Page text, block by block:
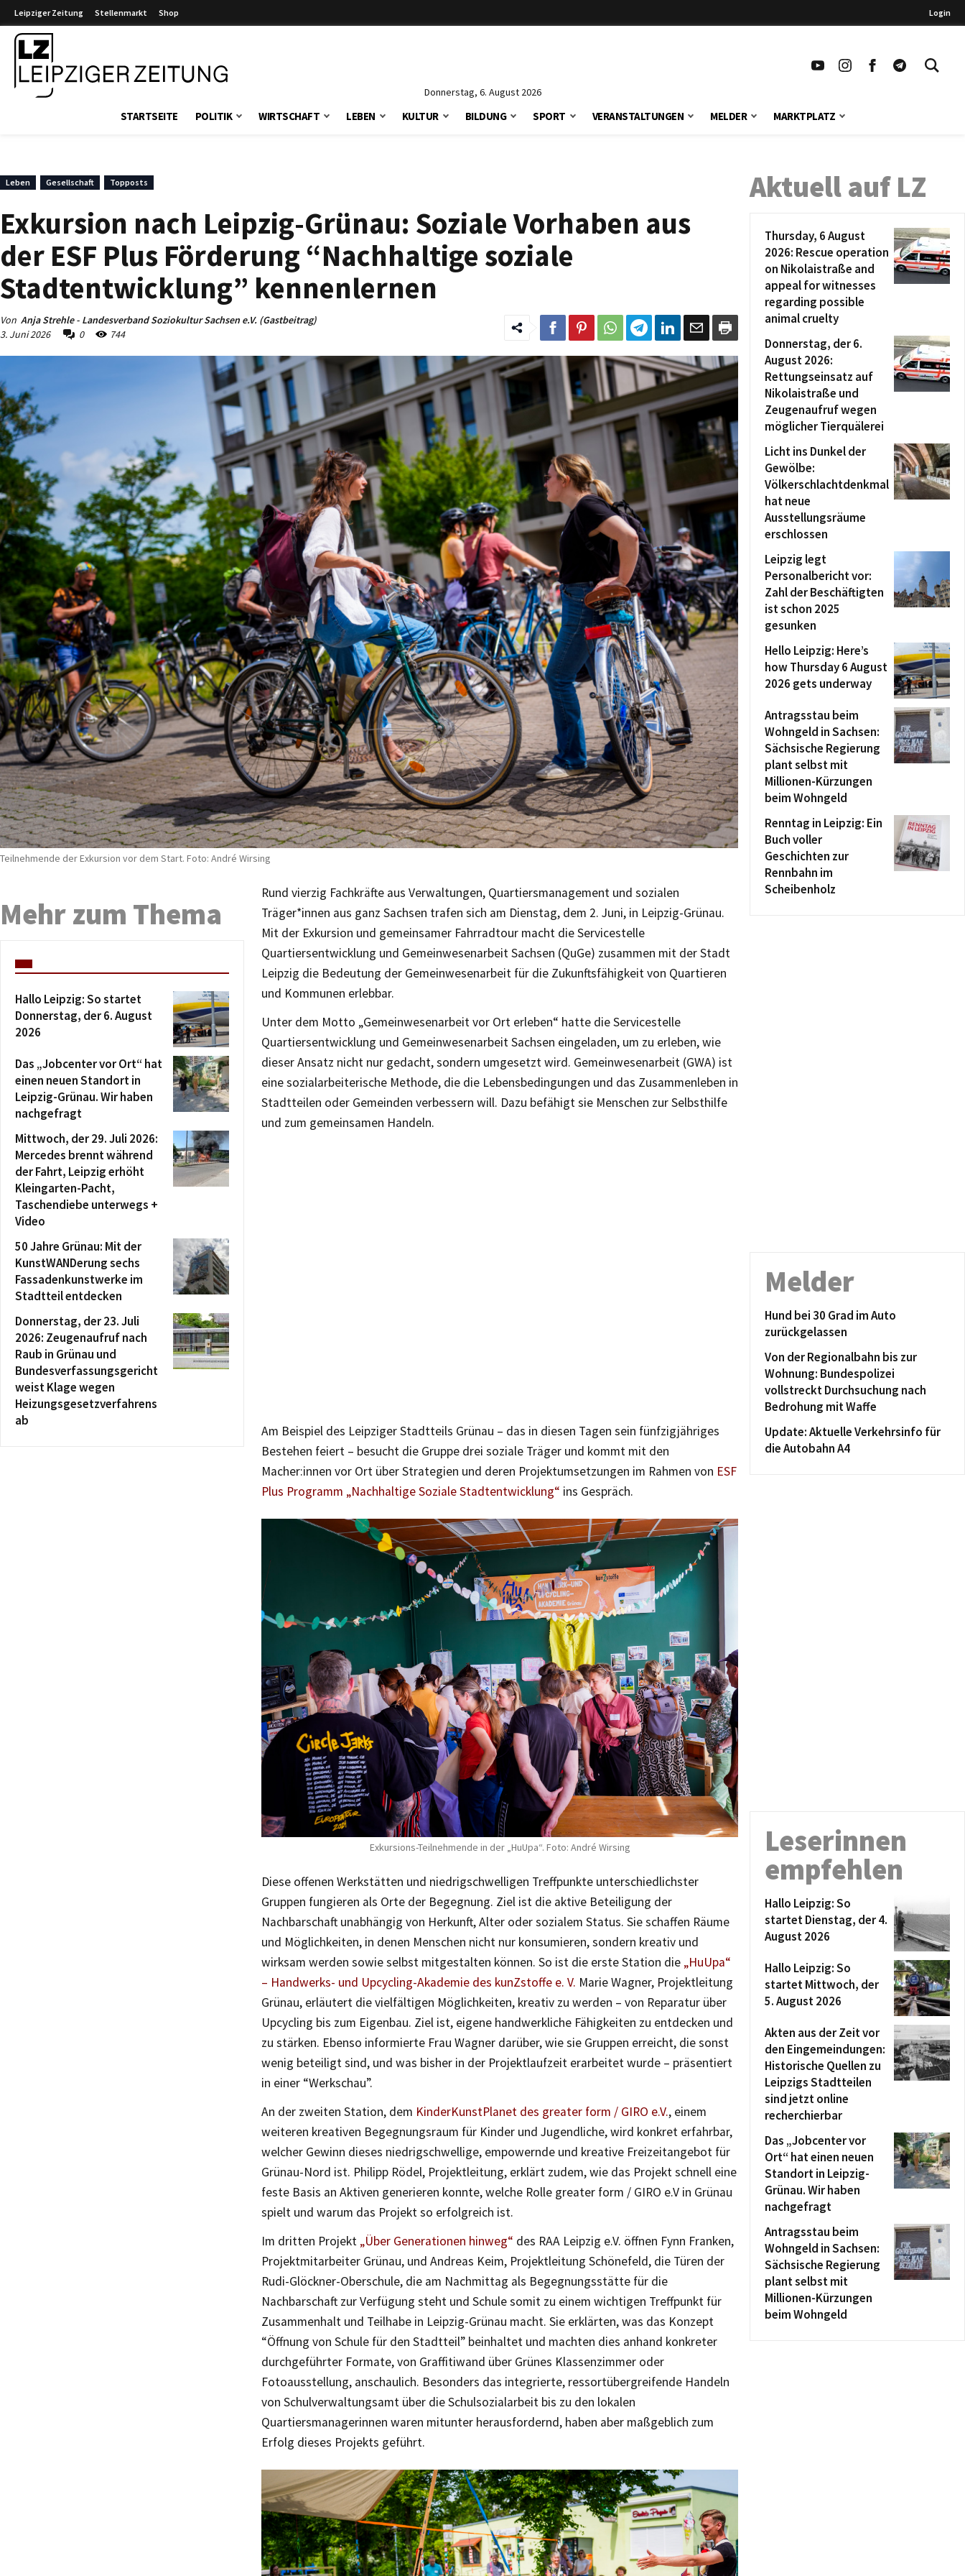
Leipziger Zeitung Stellenmarkt Shop Login
Donnerstag, 6. August 2026
STARTSEITE POLITIK WIRTSCHAFT LEBEN KULTUR BILDUNG SPORT VERANSTALTUNGEN MELDER MARKTPLATZ
Leben Gesellschaft Topposts
Exkursion nach Leipzig-Grünau: Soziale Vorhaben aus
der ESF Plus Förderung “Nachhaltige soziale
Stadtentwicklung” kennenlernen
Von Anja Strehle - Landesverband Soziokultur Sachsen e.V. (Gastbeitrag)
3. Juni 2026
0 744
Teilnehmende der Exkursion vor dem Start. Foto: André Wirsing
Rund vierzig Fachkräfte aus Verwaltungen, Quartiersmanagement und sozialen
Träger*innen aus ganz Sachsen trafen sich am Dienstag, dem 2. Juni, in Leipzig-Grünau.
Mit der Exkursion und gemeinsamer Fahrradtour macht die Servicestelle
Quartiersentwicklung und Gemeinwesenarbeit Sachsen (QuGe) zusammen mit der Stadt
Leipzig die Bedeutung der Gemeinwesenarbeit für die Zukunftsfähigkeit von Quartieren
und Kommunen erlebbar.
Unter dem Motto „Gemeinwesenarbeit vor Ort erleben“ hatte die Servicestelle
Quartiersentwicklung und Gemeinwesenarbeit Sachsen eingeladen, um zu erleben, wie
dieser Ansatz nicht nur gedacht, sondern umgesetzt wird. Gemeinwesenarbeit (GWA) ist
eine sozialarbeiterische Methode, die die Lebensbedingungen und das Zusammenleben in
Stadtteilen oder Gemeinden verbessern will. Dazu befähigt sie Menschen zur Selbsthilfe
und zum gemeinsamen Handeln.
Am Beispiel des Leipziger Stadtteils Grünau – das in diesen Tagen sein fünfzigjähriges
Bestehen feiert – besucht die Gruppe drei soziale Träger und kommt mit den
Macher:innen vor Ort über Strategien und deren Projektumsetzungen im Rahmen von ESF
Plus Programm „Nachhaltige Soziale Stadtentwicklung“ ins Gespräch.
Exkursions-Teilnehmende in der „HuUpa“. Foto: André Wirsing
Diese offenen Werkstätten und niedrigschwelligen Treffpunkte unterschiedlichster
Gruppen fungieren als Orte der Begegnung. Ziel ist die aktive Beteiligung der
Nachbarschaft unabhängig von Herkunft, Alter oder sozialem Status. Sie schaffen Räume
und Möglichkeiten, in denen Menschen nicht nur konsumieren, sondern kreativ und
wirksam werden sowie selbst mitgestalten können. So ist die erste Station die „HuUpa“
– Handwerks- und Upcycling-Akademie des kunZstoffe e. V. Marie Wagner, Projektleitung
Grünau, erläutert die vielfältigen Möglichkeiten, kreativ zu werden – von Reparatur über
Upcycling bis zum Eigenbau. Ziel ist, eigene handwerkliche Fähigkeiten zu entdecken und
zu stärken. Ebenso informierte Frau Wagner darüber, wie sie Gruppen erreicht, die sonst
wenig beteiligt sind, und was bisher in der Projektlaufzeit erarbeitet wurde – präsentiert
in einer “Werkschau”.
An der zweiten Station, dem KinderKunstPlanet des greater form / GIRO e.V., einem
weiteren kreativen Begegnungsraum für Kinder und Jugendliche, wird konkret erfahrbar,
welcher Gewinn dieses niedrigschwellige, empowernde und kreative Freizeitangebot für
Grünau-Nord ist. Philipp Rödel, Projektleitung, erklärt zudem, wie das Projekt schnell eine
feste Basis an Aktiven generieren konnte, welche Rolle greater form / GIRO e.V in Grünau
spielt und warum das Projekt so erfolgreich ist.
Im dritten Projekt „Über Generationen hinweg“ des RAA Leipzig e.V. öffnen Fynn Franken,
Projektmitarbeiter Grünau, und Andreas Keim, Projektleitung Schönefeld, die Türen der
Rudi-Glöckner-Oberschule, die am Nachmittag als Begegnungsstätte für die
Nachbarschaft zur Verfügung steht und Schule somit zu einem wichtigen Treffpunkt für
Zusammenhalt und Teilhabe in Leipzig-Grünau macht. Sie erklärten, was das Konzept
“Öffnung von Schule für den Stadtteil” beinhaltet und machten dies anhand konkreter
durchgeführter Formate, von Graffitiwand über Grünes Klassenzimmer oder
Fotoausstellung, anschaulich. Besonders das integrierte, ressortübergreifende Handeln
von Schulverwaltungsamt über die Schulsozialarbeit bis zu den lokalen
Quartiersmanagerinnen waren mitunter herausfordernd, haben aber maßgeblich zum
Erfolg dieses Projekts geführt.
Mehr zum Thema
Hallo Leipzig: So startet
Donnerstag, der 6. August
2026
Das „Jobcenter vor Ort“ hat
einen neuen Standort in
Leipzig-Grünau. Wir haben
nachgefragt
Mittwoch, der 29. Juli 2026:
Mercedes brennt während
der Fahrt, Leipzig erhöht
Kleingarten-Pacht,
Taschendiebe unterwegs +
Video
50 Jahre Grünau: Mit der
KunstWANDerung sechs
Fassadenkunstwerke im
Stadtteil entdecken
Donnerstag, der 23. Juli
2026: Zeugenaufruf nach
Raub in Grünau und
Bundesverfassungsgericht
weist Klage wegen
Heizungsgesetzverfahrens
ab
Aktuell auf LZ
Thursday, 6 August
2026: Rescue operation
on Nikolaistraße and
appeal for witnesses
regarding possible
animal cruelty
Donnerstag, der 6.
August 2026:
Rettungseinsatz auf
Nikolaistraße und
Zeugenaufruf wegen
möglicher Tierquälerei
Licht ins Dunkel der
Gewölbe:
Völkerschlachtdenkmal
hat neue
Ausstellungsräume
erschlossen
Leipzig legt
Personalbericht vor:
Zahl der Beschäftigten
ist schon 2025
gesunken
Hello Leipzig: Here’s
how Thursday 6 August
2026 gets underway
Antragsstau beim
Wohngeld in Sachsen:
Sächsische Regierung
plant selbst mit
Millionen-Kürzungen
beim Wohngeld
Renntag in Leipzig: Ein
Buch voller
Geschichten zur
Rennbahn im
Scheibenholz
Melder
Hund bei 30 Grad im Auto
zurückgelassen
Von der Regionalbahn bis zur
Wohnung: Bundespolizei
vollstreckt Durchsuchung nach
Bedrohung mit Waffe
Update: Aktuelle Verkehrsinfo für
die Autobahn A4
Leserinnen
empfehlen
Hallo Leipzig: So
startet Dienstag, der 4.
August 2026
Hallo Leipzig: So
startet Mittwoch, der
5. August 2026
Akten aus der Zeit vor
den Eingemeindungen:
Historische Quellen zu
Leipzigs Stadtteilen
sind jetzt online
recherchierbar
Das „Jobcenter vor
Ort“ hat einen neuen
Standort in Leipzig-
Grünau. Wir haben
nachgefragt
Antragsstau beim
Wohngeld in Sachsen:
Sächsische Regierung
plant selbst mit
Millionen-Kürzungen
beim Wohngeld